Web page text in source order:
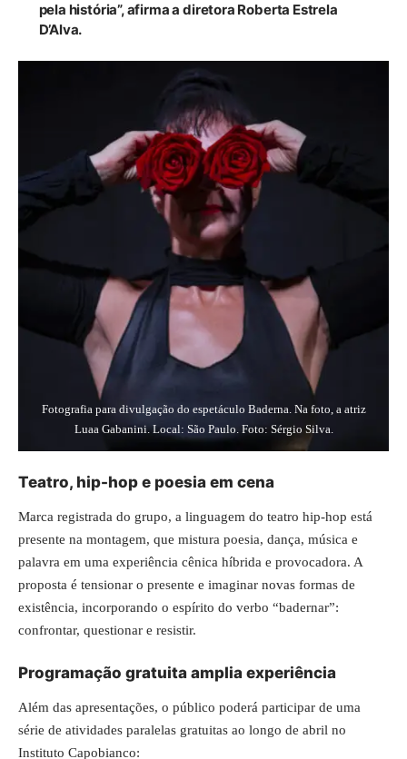
pela história”, afirma a diretora Roberta Estrela
D’Alva.
Fotografia para divulgação do espetáculo Baderna. Na foto, a atriz
Luaa Gabanini. Local: São Paulo. Foto: Sérgio Silva.
Teatro, hip-hop e poesia em cena
Marca registrada do grupo, a linguagem do teatro hip-hop está
presente na montagem, que mistura poesia, dança, música e
palavra em uma experiência cênica híbrida e provocadora. A
proposta é tensionar o presente e imaginar novas formas de
existência, incorporando o espírito do verbo “badernar”:
confrontar, questionar e resistir.
Programação gratuita amplia experiência
Além das apresentações, o público poderá participar de uma
série de atividades paralelas gratuitas ao longo de abril no
Instituto Capobianco: